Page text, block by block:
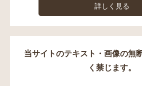
詳しく見る
当サイトのテキスト・画像の無
く禁じます。